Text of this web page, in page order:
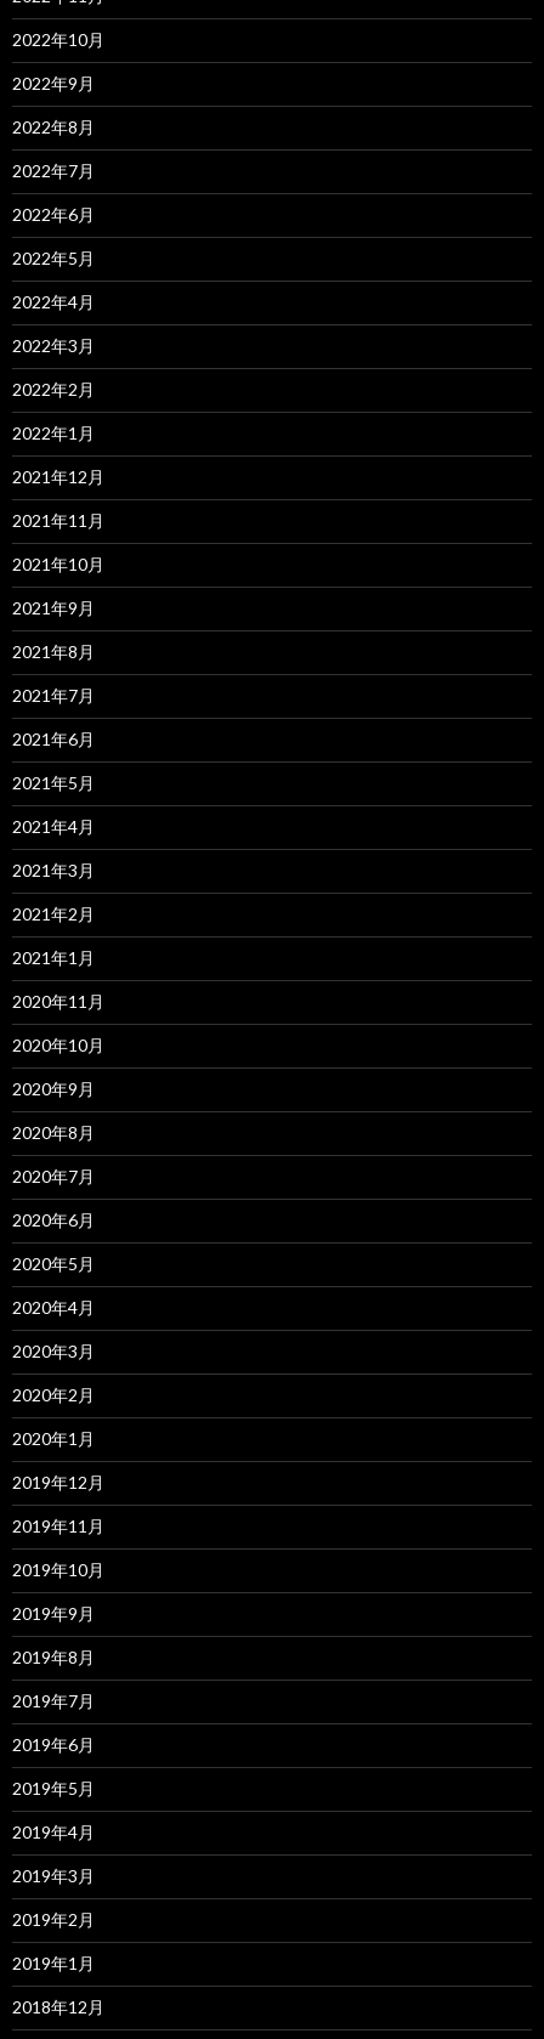
2022年10月
2022年9月
2022年8月
2022年7月
2022年6月
2022年5月
2022年4月
2022年3月
2022年2月
2022年1月
2021年12月
2021年11月
2021年10月
2021年9月
2021年8月
2021年7月
2021年6月
2021年5月
2021年4月
2021年3月
2021年2月
2021年1月
2020年11月
2020年10月
2020年9月
2020年8月
2020年7月
2020年6月
2020年5月
2020年4月
2020年3月
2020年2月
2020年1月
2019年12月
2019年11月
2019年10月
2019年9月
2019年8月
2019年7月
2019年6月
2019年5月
2019年4月
2019年3月
2019年2月
2019年1月
2018年12月